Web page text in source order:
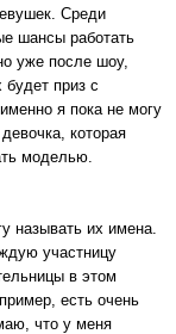
Среди
шансы работать
уже после шоу,
будет приз с
я пока не могу
которая
моделью.
называть их имена.
участницу
в этом
есть очень
что у меня